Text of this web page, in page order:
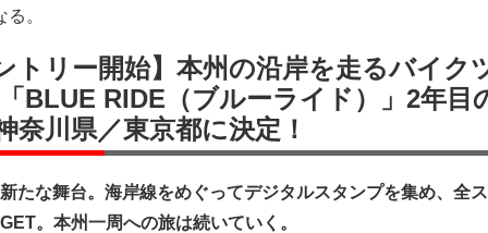
。
トリー開始】本州の沿岸を走るバイク
BLUE RIDE（ブルーライド）」2年目
奈川県／東京都に決定！
たな舞台。海岸線をめぐってデジタルスタンプを集め、全
。本州一周への旅は続いていく。